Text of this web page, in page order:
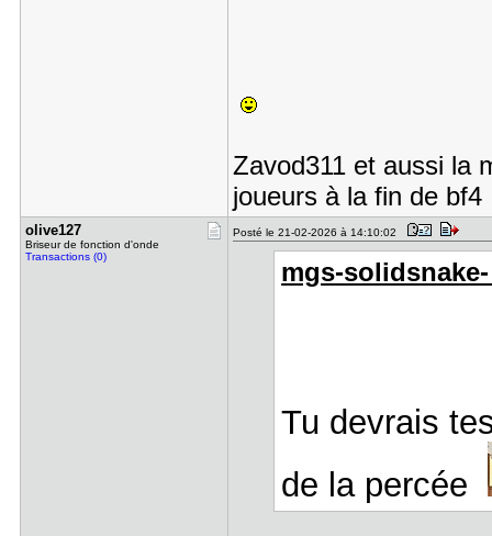
Zavod311 et aussi la
joueurs à la fin de bf4
olive127
Briseur de fonction d'onde
Transactions (0)
Posté le 21-02-2026 à 14:10:02
mgs-
Tu devrais
de la percée